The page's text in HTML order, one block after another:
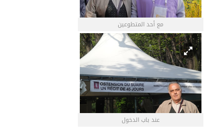
عند باب الدخول
مع أحد المتطوعين